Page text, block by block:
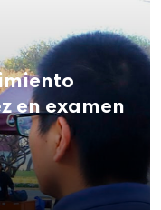
en examen